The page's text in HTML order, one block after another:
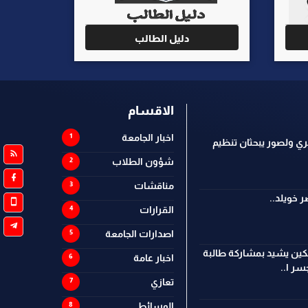
دليل الطالب
ولصور يبحثان تنظيم
خويلد..
يشيد بمشاركة طالبة
ا..
الاقسام
اخبار الجامعة
شؤون الطلاب
مناقشات
القرارات
اصدارات الجامعة
اخبار عامة
تعازي